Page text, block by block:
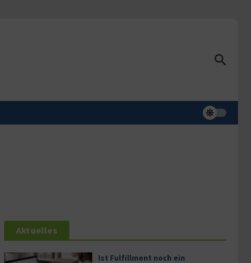
Aktuelles
Ist Fulfillment noch ein